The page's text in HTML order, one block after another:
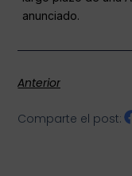
anunciado.
Anterior
Comparte el post: